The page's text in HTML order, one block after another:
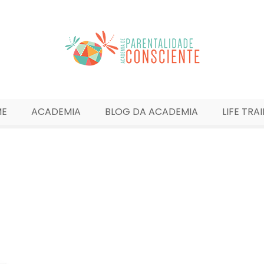
ACADEMIA BLOG DA ACADEMIA LIFE